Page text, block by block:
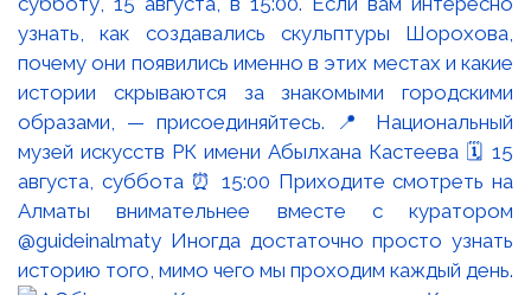
узнать, как создавались скульптуры Шорохова,
почему они появились именно в этих местах и какие
истории скрываются за знакомыми городскими
образами, — присоединяйтесь. 📍 Национальный
музей искусств РК имени Абылхана Кастеева 🗓 15
августа, суббота ⏰ 15:00 Приходите смотреть на
Алматы внимательнее вместе с куратором
@guideinalmaty Иногда достаточно просто узнать
историю того, мимо чего мы проходим каждый день.